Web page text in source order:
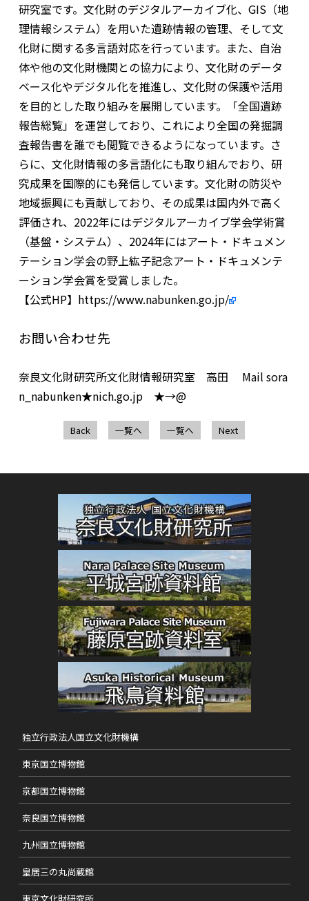
研究室です。文化財のデジタルアーカイブ化、 GIS（地
理情報システム）を用いた遺跡情報の管理、そして文
化財に関する多言語対応を行っています。また、自治
体や他の文化財機関との協力により、文化財のデータ
ベース化やデジタル化を推進し、文化財の保護や活用
を目的とした取り組みを展開しています。「全国遺跡
報告総覧」を運営しており、これにより全国の発掘調
査報告書を誰でも閲覧できるようになっています。さ
らに、文化財情報の多言語化にも取り組んでおり、研
究成果を国際的にも発信しています。文化財の防災や
地域振興にも貢献しており、その成果は国内外で高く
評価され、 2022年にはデジタルアーカイブ学会学術賞
（基盤・システム）、 2024年にはアート・ドキュメン
テーション学会の野上紘子記念アート・ドキュメンテ
ーション学会賞を受賞しました。
【公式HP】 https://www.nabunken.go.jp/
お問い合わせ先
奈良文化財研究所文化財情報研究室 高田 Mail sora
n_nabunken★nich.go.jp ★→@
Back 一覧へ 一覧へ Next
独立行政法人国立文化財機構
東京国立博物館
京都国立博物館
奈良国立博物館
九州国立博物館
皇居三の丸尚蔵館